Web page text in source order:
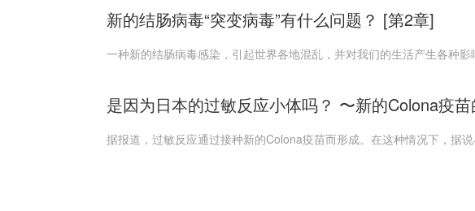
新的结肠病毒“突变病毒”有什么问题？ [第2章]
一种新的结肠病毒感染，引起世界各地混乱，并对我们的生活产生各种
是因为日本的过敏反应小体吗？ 〜新的Colona疫
据报道，过敏反应通过接种新的Colona疫苗而形成。在这种情况下，据